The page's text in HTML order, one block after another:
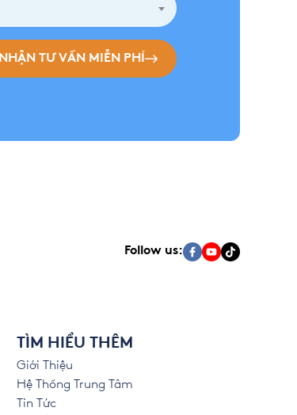
NHẬN TƯ VẤN MIỄN PHÍ
Follow us:
TÌM HIỂU THÊM
Giới Thiệu
Hệ Thống Trung Tâm
Tin Tức